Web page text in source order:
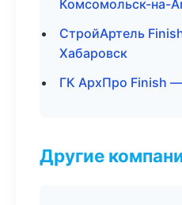
Комсомольск-на-
СтройАртель
Хабаровск
ГК АрхПро Finish
Другие